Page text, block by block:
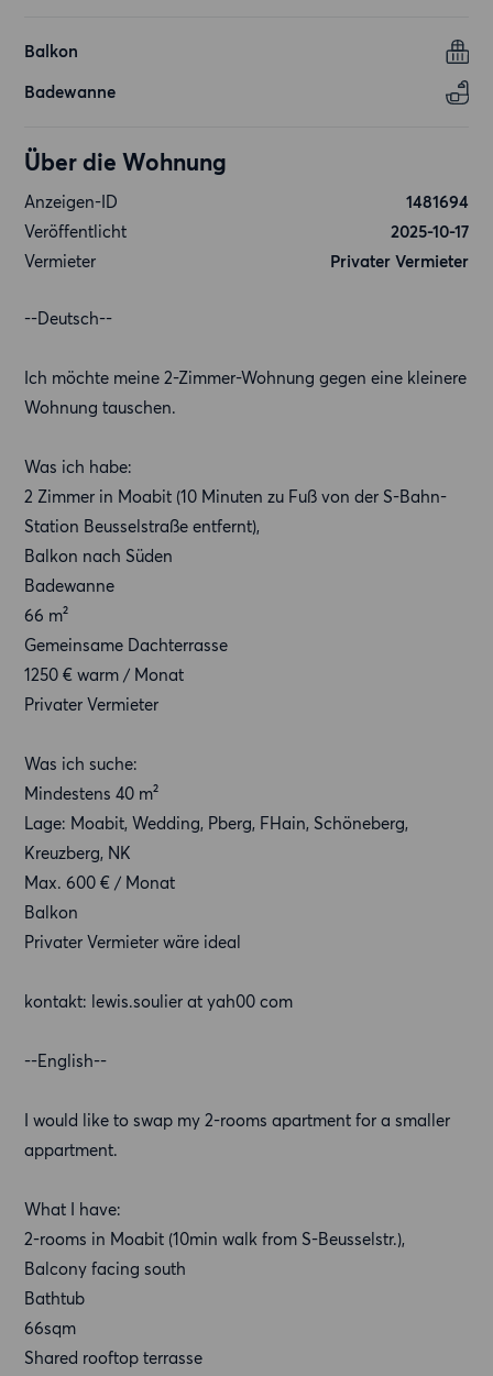
Balkon
Badewanne
Über die Wohnung
Anzeigen-ID
1481694
Veröffentlicht
2025-10-17
Vermieter
Privater Vermieter
--Deutsch--
Ich möchte meine 2-Zimmer-Wohnung gegen eine kleinere
Wohnung tauschen.
Was ich habe:
2 Zimmer in Moabit (10 Minuten zu Fuß von der S-Bahn-
Station Beusselstraße entfernt),
Balkon nach Süden
Badewanne
66 m²
Gemeinsame Dachterrasse
1250 € warm / Monat
Privater Vermieter
Was ich suche:
Mindestens 40 m²
Lage: Moabit, Wedding, Pberg, FHain, Schöneberg,
Kreuzberg, NK
Max. 600 € / Monat
Balkon
Privater Vermieter wäre ideal
kontakt: lewis.soulier at yah00 com
--English--
I would like to swap my 2-rooms apartment for a smaller
appartment.
What I have:
2-rooms in Moabit (10min walk from S-Beusselstr.),
Balcony facing south
Bathtub
66sqm
Shared rooftop terrasse